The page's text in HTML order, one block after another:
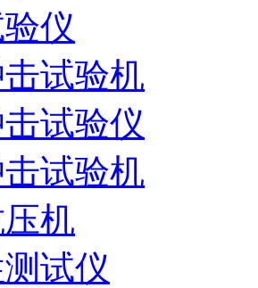
仪
试验机
试验仪
试验机
机
试仪